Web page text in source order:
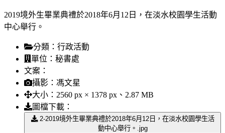
2019境外生畢業典禮於2018年6月12日，在淡水校園學生活動
中心舉行。
分類： 行政活動
單位： 秘書處
文案：
攝影： 馮文星
大小： 2560 px × 1378 px、2.87 MB
圖檔下載：
2-2019境外生畢業典禮於2018年6月12日，在淡水校園學生活
動中心舉行。.jpg